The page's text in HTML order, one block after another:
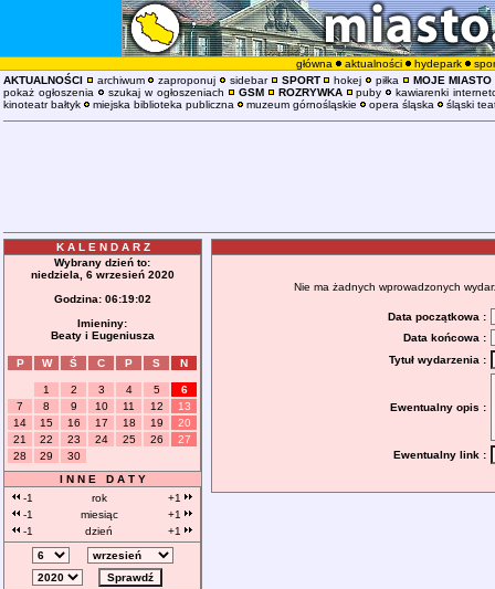
główna aktualności hydepark
AKTUALNOŚCI
archiwum zaproponuj sidebar SPORT hokej piłka
MOJE MIASTO
pokaż ogłoszenia
szukaj w ogłoszeniach GSM ROZRYWKA puby
kawiarenki
kinoteatr bałtyk
miejska biblioteka publiczna muzeum górnośląskie opera śląska śląski
K A L E N D A R Z
Wybrany dzień to:
niedziela, 6 wrzesień 2020
Godzina: 06:19:02
Imieniny:
Beaty i Eugeniusza
P W Ś C P S N
1 2 3 4 5
6
7
8 9 10 11 12
13
14
15 16 17 18 19
20
21
22 23 24 25 26
27
28
29
30
I N N E D A T Y
-1
rok
+1
-1
miesiąc
+1
-1
dzień +1
Nie ma żadnych wprowadzonych
Data początkowa :
Data końcowa :
Tytuł wydarzenia :
Ewentualny opis :
Ewentualny link :